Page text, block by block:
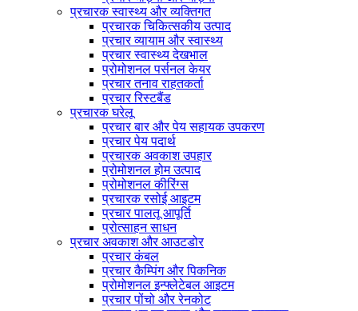
प्रचारक स्वास्थ्य और व्यक्तिगत
प्रचारक चिकित्सकीय उत्पाद
प्रचार व्यायाम और स्वास्थ्य
प्रचार स्वास्थ्य देखभाल
प्रोमोशनल पर्सनल केयर
प्रचार तनाव राहतकर्ता
प्रचार रिस्टबैंड
प्रचारक घरेलू
प्रचार बार और पेय सहायक उपकरण
प्रचार पेय पदार्थ
प्रचारक अवकाश उपहार
प्रोमोशनल होम उत्पाद
प्रोमोशनल कीरिंग्स
प्रचारक रसोई आइटम
प्रचार पालतू आपूर्ति
प्रोत्साहन साधन
प्रचार अवकाश और आउटडोर
प्रचार कंबल
प्रचार कैम्पिंग और पिकनिक
प्रोमोशनल इन्फ्लेटेबल आइटम
प्रचार पोंचो और रेनकोट